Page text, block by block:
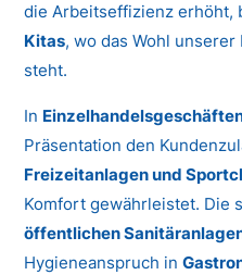
die Arbeitseffizienz erhöht,
Kitas, wo das Wohl
steht.
In
Präsentation den
Freizeitanlagen und
Komfort gewährleistet. Die
öffentlichen
Hygieneanspruch in